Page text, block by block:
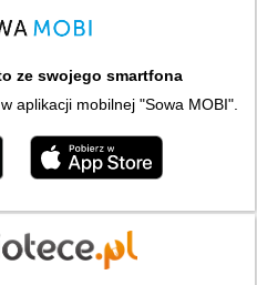
ze swojego smartfona
aplikacji mobilnej "Sowa MOBI".